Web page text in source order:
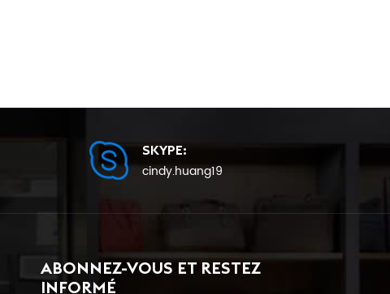
SKYPE:
cindy.huang19
ABONNEZ-VOUS ET RESTEZ
INFORMÉ